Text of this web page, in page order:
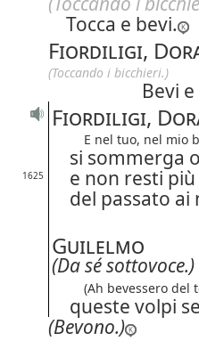
Tocca e bevi.
Fiordiligi,
(Toccando i bicchieri.)
Bevi
Fiordiligi,
E nel tuo, nel mio
si sommerga
1625
e non resti
del passato ai
Guilelmo
(Da sé sottovoce.)
(Ah bevessero del
queste volpi
(Bevono.)